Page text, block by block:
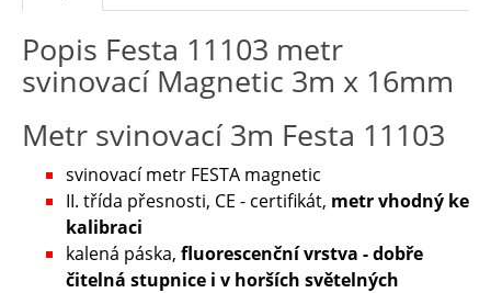
Popis Festa 11103 metr
svinovací Magnetic 3m x 16mm
Metr svinovací 3m Festa 11103
svinovací metr FESTA magnetic
II. třída přesnosti, CE - certifikát, metr vhodný ke
kalibraci
kalená páska, fluorescenční vrstva - dobře
čitelná stupnice i v horších světelných